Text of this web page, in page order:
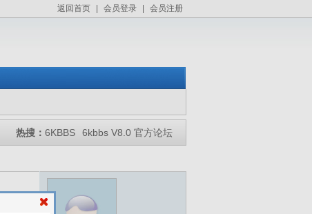
返回首页 会员登录 会员注册
热搜： 6KBBS 6kbbs V8.0 官方论坛